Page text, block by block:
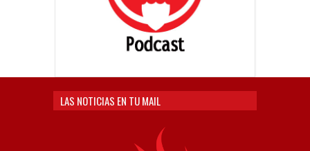
LAS NOTICIAS EN TU MAIL